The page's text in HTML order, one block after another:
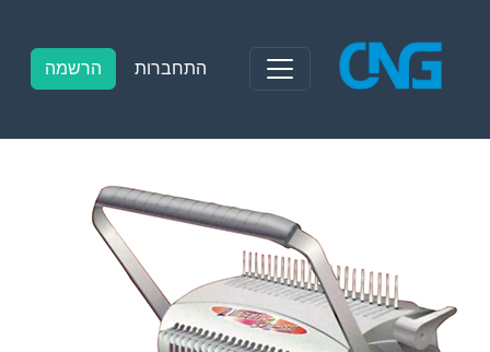
content
התחברות הרשמה